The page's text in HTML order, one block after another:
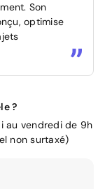
Son
optimise
?
au vendredi de 9h
non surtaxé)